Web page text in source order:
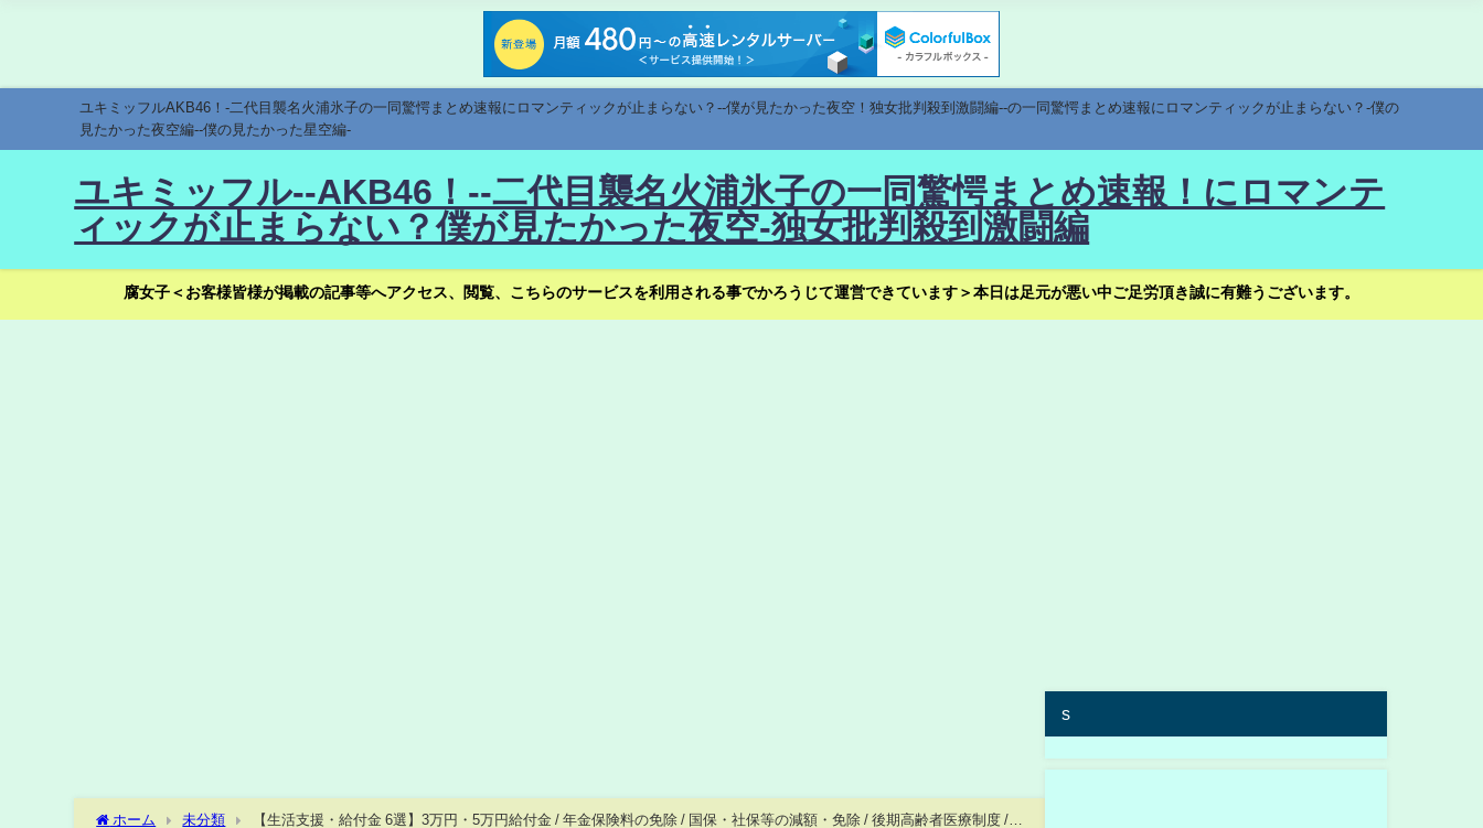
ユキミッフルAKB46！-二代目襲名火浦氷子の一同驚愕まとめ速報にロマンティックが止まらない？--僕が見たかった夜空！独女批判殺到激闘編--の一同驚愕まとめ速報にロマンティックが止まらない？-僕の
見たかった夜空編--僕の見たかった星空編-
ユキミッフル--AKB46！--二代目襲名火浦氷子の一同驚愕まとめ速報！にロマンテ
ィックが止まらない？僕が見たかった夜空-独女批判殺到激闘編
腐女子＜お客様皆様が掲載の記事等へアクセス、閲覧、こちらのサービスを利用される事でかろうじて運営できています＞本日は足元が悪い中ご足労頂き誠に有難うございます。
ホーム 未分類
【生活支援・給付金 6選】3万円・5万円給付金 / 年金保険料の免除 / 国保・社保等の減額・免除 / 後期高齢者医療制度 /
s